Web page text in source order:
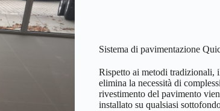
Sistema di pavimentazione
Rispetto ai metodi tradizionali,
elimina la necessità di
rivestimento del pavimento
installato su qualsiasi